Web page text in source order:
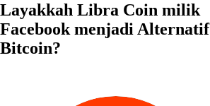
Layakkah Libra Coin milik
Facebook menjadi Alternatif
Bitcoin?